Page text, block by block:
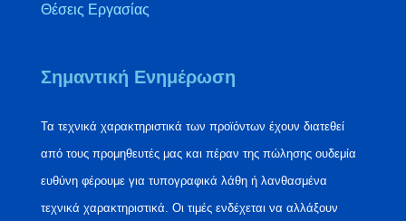
Θέσεις Εργασίας
Σημαντική Ενημέρωση
Τα τεχνικά χαρακτηριστικά των προϊόντων έχουν διατεθεί
από τους προμηθευτές μας και πέραν της πώλησης ουδεμία
ευθύνη φέρουμε για τυπογραφικά λάθη ή λανθασμένα
τεχνικά χαρακτηριστικά. Οι τιμές ενδέχεται να αλλάξουν